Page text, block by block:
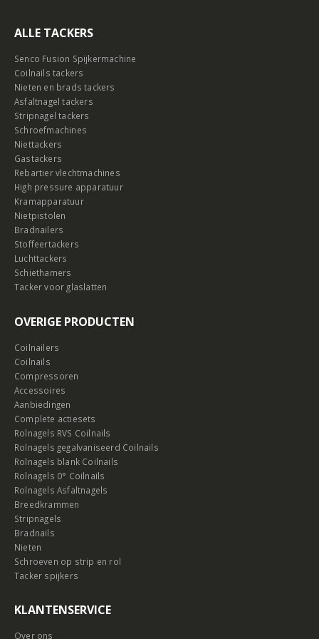
ALLE TACKERS
Senco Fusion Spijkermachine
Coilnails tackers
Nieten en brads tackers
Asfaltnagel tackers
Stripnagel tackers
Schroefmachines
Niettackers
Gastackers
Rebartier vlechtmachines
High pressure apparatuur
Kramapparatuur
Nietpistolen
Bradnailers
Stoffeertackers
Luchttackers
Schiethamers
Tacker voor glaslatten
OVERIGE PRODUCTEN
Coilnailers
Coilnails
Compressoren
Accessoires
Aanbiedingen
Complete actiesets
Rolnagels RVS Coilnails
Rolnagels gegalvaniseerd Coilnails
Rolnagels blank Coilnails
Rolnagels 0° Coilnails
Rolnagels Asfaltnagels
Breedkrammen
Stripnagels
Bradnails
Nieten
Schroeven op strip en rol
Tacker spijkers
KLANTENSERVICE
Over ons